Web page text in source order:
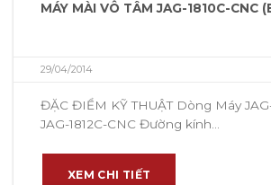
MÁY MÀI VÔ TÂM JAG-1810C-CNC
29/04/2014
ĐẶC ĐIỂM KỸ THUẬT Dòng Máy
JAG-1812C-CNC Đường kính...
XEM CHI TIẾT